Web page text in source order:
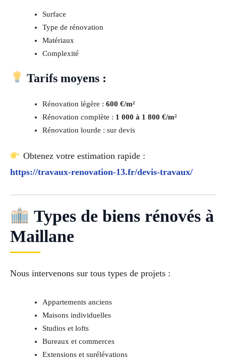
Surface
Type de rénovation
Matériaux
Complexité
Tarifs moyens :
Rénovation légère : 600 €/m²
Rénovation complète : 1 000 à 1 800 €/m²
Rénovation lourde : sur devis
Obtenez votre estimation rapide :
https://travaux-renovation-13.fr/devis-travaux/
Types de biens rénovés à
Maillane
Nous intervenons sur tous types de projets :
Appartements anciens
Maisons individuelles
Studios et lofts
Bureaux et commerces
Extensions et surélévations